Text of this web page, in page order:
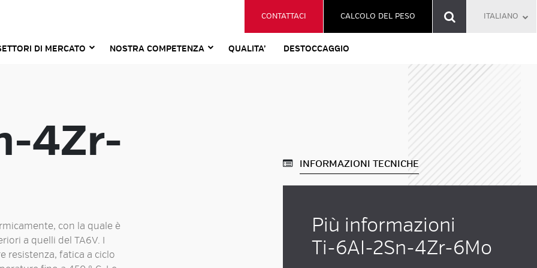
DI MERCATO NOSTRA COMPETENZA QUALITA’ DESTOCCAGGIO
CONTATTACI CALCOLO DEL PESO ITALIANO
4Zr-
con la quale è
a quelli del TA6V. I
resistenza, fatica a ciclo
INFORMAZIONI TECNICHE
Più informazioni
Ti-6Al-2Sn-4Zr-6Mo